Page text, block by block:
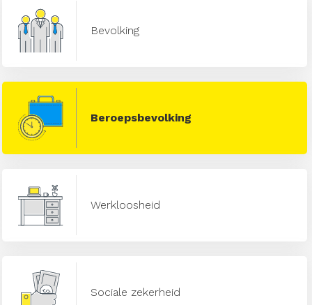
Bevolking
Beroepsbevolking
Werkloosheid
Sociale zekerheid